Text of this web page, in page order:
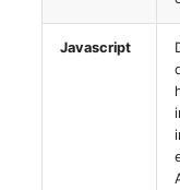
Virtuelle Maschine
Virtuelle Maschine
Javascript